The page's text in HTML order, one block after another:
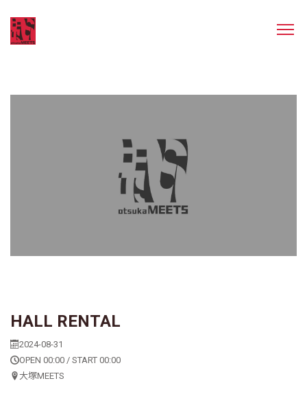
HALL RENTAL
2024-08-31
OPEN 00:00 / START 00:00
大塚MEETS